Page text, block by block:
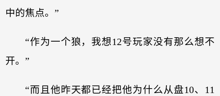
中的焦点。”
“作为一个狼，我想12号玩家没有那么想不
开。”
“而且他昨天都已经把他为什么从盘10、11